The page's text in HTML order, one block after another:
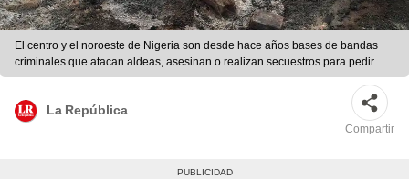
El centro y el noroeste de Nigeria son desde hace años bases de bandas
criminales que atacan aldeas, asesinan o realizan secuestros para pedir
rescates. Foto: AFP
La República
Compartir